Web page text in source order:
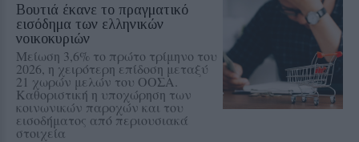
Βουτιά έκανε το πραγματικό
εισόδημα των ελληνικών
νοικοκυριών
Μείωση 3,6% το πρώτο τρίμηνο του
2026, η χειρότερη επίδοση μεταξύ
21 χωρών μελών του ΟΟΣΑ.
Καθοριστική η υποχώρηση των
κοινωνικών παροχών και του
εισοδήματος από περιουσιακά
στοιχεία